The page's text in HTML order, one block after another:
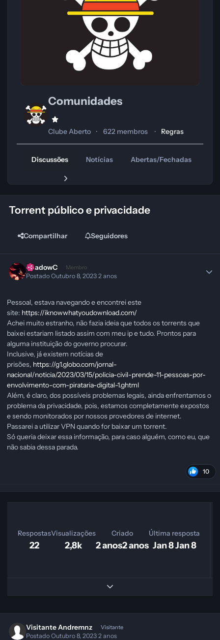
Comunidades
Clube Aberto 622 membros Regras
Discussões Notícias Abertas/Fechadas
Torrent público e privacidade
Compartilhar Seguidores
ShadowC Membro
PostadoOutubro 8, 20232 anos
Pessoal, estava navegando e encontrei este
site: https://iknowwhatyoudownload.com/
Achei muito estranho, não fazia ideia que todos os torrents que
baixei estariam listado assim com meu ip e tudo. Prontos para
alguma instituição do governo procurar.
Inclusive, já existem notícias de
prisões, https://g1.globo.com/jornal-
nacional/noticia/2023/03/15/policia-civil-prende-11-pessoas-por-
envolvimento-com-pirataria-digital-1.ghtml
Além, é claro, dos possíveis problemas legais, ainda enfrentamos o
problema da privacidade, pois, estamos completamente expostos
e sendo monitorados por nossos provedores de internet.
Passarei a utilizar VPN quando for baixar um torrent.
Só queria deixar essa informação, para caso alguém, como eu, que
não sabia dessa parada.
10
Respostas
22
Visualizações
2,8k
Criado
2 anos2 anos
Última resposta
Jan 8Jan 8
Expand topic overview
Visitante Andremnz Visitante
PostadoOutubro 8, 20232 anos